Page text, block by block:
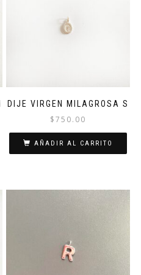
DIJE VIRGEN MILAGROSA S
$750.00
AÑADIR AL CARRITO